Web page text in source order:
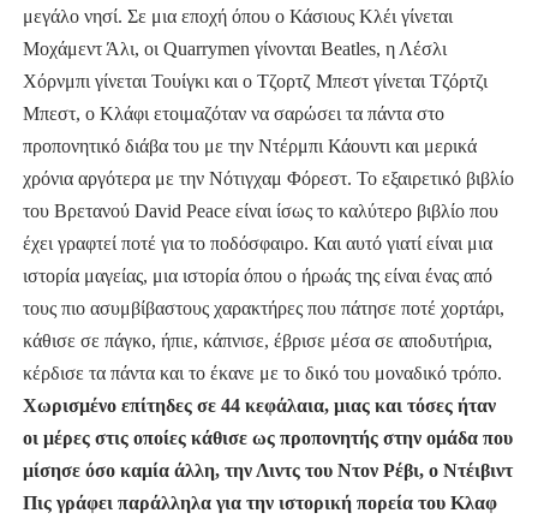
μεγάλο νησί. Σε μια εποχή όπου ο Κάσιους Κλέι γίνεται
Μοχάμεντ Άλι, οι Quarrymen γίνονται Beatles, η Λέσλι
Χόρνμπι γίνεται Τουίγκι και ο Τζορτζ Μπεστ γίνεται Τζόρτζι
Μπεστ, ο Κλάφι ετοιμαζόταν να σαρώσει τα πάντα στο
προπονητικό διάβα του με την Ντέρμπι Κάουντι και μερικά
χρόνια αργότερα με την Νότιγχαμ Φόρεστ. Το εξαιρετικό βιβλίο
του Βρετανού David Peace είναι ίσως το καλύτερο βιβλίο που
έχει γραφτεί ποτέ για το ποδόσφαιρο. Και αυτό γιατί είναι μια
ιστορία μαγείας, μια ιστορία όπου ο ήρωάς της είναι ένας από
τους πιο ασυμβίβαστους χαρακτήρες που πάτησε ποτέ χορτάρι,
κάθισε σε πάγκο, ήπιε, κάπνισε, έβρισε μέσα σε αποδυτήρια,
κέρδισε τα πάντα και το έκανε με το δικό του μοναδικό τρόπο.
Χωρισμένο επίτηδες σε 44 κεφάλαια, μιας και τόσες ήταν
οι μέρες στις οποίες κάθισε ως προπονητής στην ομάδα που
μίσησε όσο καμία άλλη, την Λιντς του Ντον Ρέβι, ο Ντέιβιντ
Πις γράφει παράλληλα για την ιστορική πορεία του Κλαφ